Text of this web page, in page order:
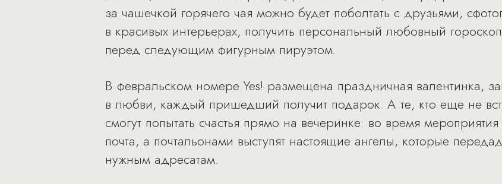
за чашечкой горячего чая можно будет поболтать с друзьями,
в красивых интерьерах, получить персональный любовный
перед следующим фигурным пируэтом.
В февральском номере Yes! размещена праздничная валентинка,
в любви, каждый пришедший получит подарок. А те, кто еще не
смогут попытать счастья прямо на вечеринке: во время
почта, а почтальонами выступят настоящие ангелы, которые
нужным адресатам.